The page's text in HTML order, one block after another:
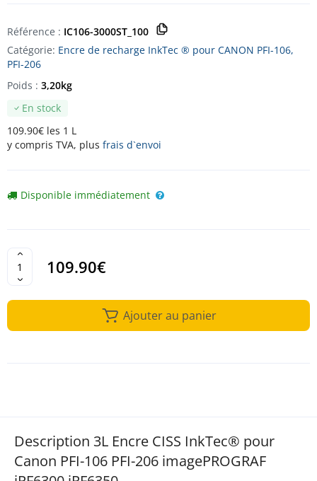
Référence : IC106-3000ST_100
Catégorie: Encre de recharge InkTec ® pour CANON PFI-106,
PFI-206
En stock
109.90€ les 1 L
y compris TVA, plus frais d`envoi
Poids : 3,20kg
Disponible immédiatement
109.90€
Ajouter au panier
Description 3L Encre CISS InkTec® pour
Canon PFI-106 PFI-206 imagePROGRAF